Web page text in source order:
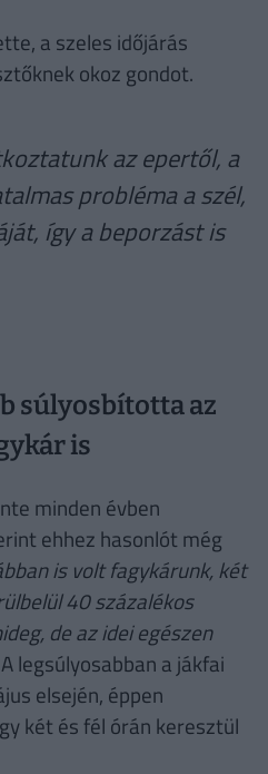
a szeles időjárás
okoz gondot.
az epertől, a
probléma a szél,
így a beporzást is
súlyosbította az
is
minden évben
ehhez hasonlót még
is volt fagykárunk, két
40 százalékos
de az idei egészen
legsúlyosabban a jákfai
elsején, éppen
két és fél órán keresztül